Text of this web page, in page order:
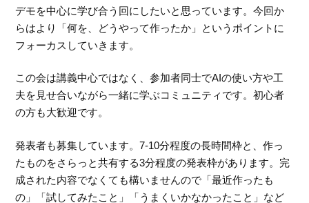
デモを中心に学び合う回にしたいと思っています。今回か
らはより「何を、どうやって作ったか」というポイントに
フォーカスしていきます。
この会は講義中心ではなく、参加者同士でAIの使い方や工
夫を見せ合いながら一緒に学ぶコミュニティです。初心者
の方も大歓迎です。
発表者も募集しています。7-10分程度の長時間枠と、作っ
たものをさらっと共有する3分程度の発表枠があります。完
成された内容でなくても構いませんので「最近作ったも
の」「試してみたこと」「うまくいかなかったこと」など